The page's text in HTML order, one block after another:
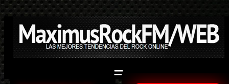
Saltar
al
contenido